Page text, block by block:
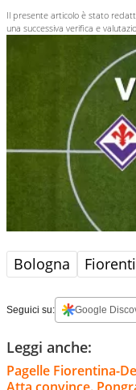
Il presente articolo è stato
una successiva verifica e
Bologna
Seguici su: Google
Leggi anche:
Pagelle Fiorentina-